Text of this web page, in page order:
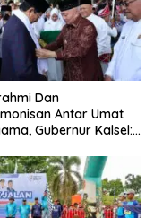
Dan
Antar Umat
Gubernur Kalsel: